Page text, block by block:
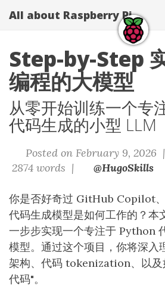
All about Raspberry Pi
Step-by-Step
编程的大模型
从零开始训练一个专
代码生成的小型 LLM
Posted on February 9, 2026 |
2874 words |
@HugoSkills
你是否好奇过 GitHub Copilot
代码生成模型是如何工作的？本
一步步实现一个专注于 Python
模型。通过这个项目，你将深
架构、代码 tokenization、以及
代码"。